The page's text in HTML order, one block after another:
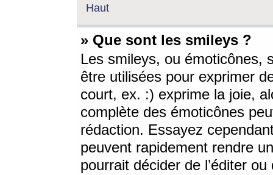
Haut
» Que sont les smileys ?
Les smileys, ou émoticônes,
être utilisées pour exprimer
court, ex. :) exprime la joie,
complète des émoticônes
rédaction. Essayez
peuvent rapidement rendre
pourrait décider de l’éditer